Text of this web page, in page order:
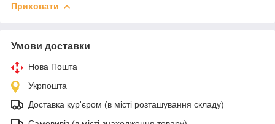
Приховати
Умови доставки
Нова Пошта
Укрпошта
Доставка кур'єром (в місті розташування складу)